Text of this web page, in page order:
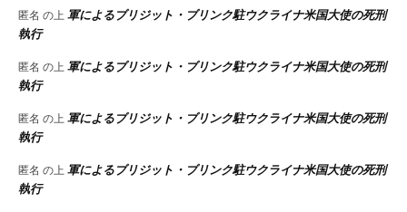
匿名 の上 軍によるブリジット・ブリンク駐ウクライナ米国大使の死刑
執行
匿名 の上 軍によるブリジット・ブリンク駐ウクライナ米国大使の死刑
執行
匿名 の上 軍によるブリジット・ブリンク駐ウクライナ米国大使の死刑
執行
匿名 の上 軍によるブリジット・ブリンク駐ウクライナ米国大使の死刑
執行